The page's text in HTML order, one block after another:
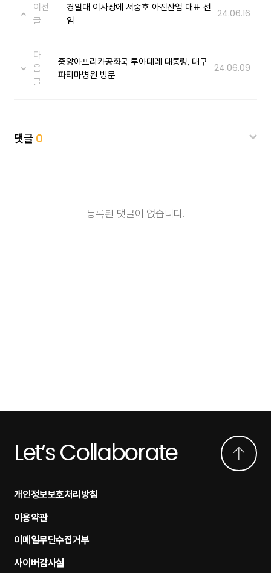
이전
글
경일대 이사장에 서중호 아진산업 대표 선
임
24.06.16
다
음
글
중앙아프리카공화국 투아데레 대통령, 대구
파티마병원 방문
24.06.09
댓글 0
등록된 댓글이 없습니다.
Let’s Collaborate
개인정보보호처리방침
이용약관
이메일무단수집거부
사이버감사실